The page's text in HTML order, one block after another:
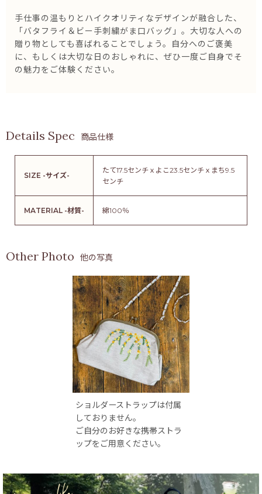
手仕事の温もりとハイクオリティなデザインが融合した、
「バタフライ＆ビー手刺繍がま口バッグ」。大切な人への
贈り物としても喜ばれることでしょう。自分へのご褒美
に、もしくは大切な日のおしゃれに、ぜひ一度ご自身でそ
の魅力をご体験ください。
商品仕様
SIZE -サイズ-
たて17.5センチｘよこ23.5センチｘまち9.5
センチ
MATERIAL -材質- 綿100％
他の写真
ショルダーストラップは付属
しておりません。
ご自分のお好きな携帯ストラ
ップをご用意ください。